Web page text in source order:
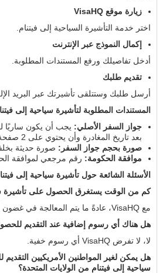
زيارة موقع VisaHQ
اختر خدمة التأشيرة السياحية إلى فيتنام.
إكمال النموذج عبر الإنترنت
أدخل تفاصيلك ورفع المستندات المطلوبة.
تقديم طلبك
أرسل طلبك وستتلقى تأشيرتك عبر البريد
المستندات المطلوبة لتأشيرة سياحية إلى
جواز السفر الأصلي:
بعد تاريخ المغادرة وأن يحتوي على 2 صفحة فارغة على الأقل.
صورة بحجم جواز السفر: صورة حديثة
موافقة الحكومة: رقم مرجعي لموافقة
الأسئلة الشائعة حول تأشيرة سياحية إلى
كم من الوقت يستغرق الحصول على تأشيرة
مع VisaHQ، عادةً ما يتم المعالجة في غضون أيام قليلة.
هل هناك أي رسوم إضافية عند التقديم
لا، لا تفرض VisaHQ أي رسوم خفية.
هل يمكن لغير المواطنين الأمريكيين
سياحية إلى فيتنام من الولايات المتحدة؟